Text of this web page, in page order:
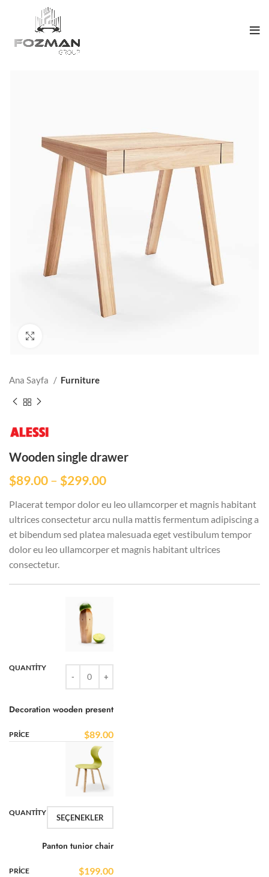
Ana Sayfa Furniture
Wooden single drawer
$89.00 – $299.00
Placerat tempor dolor eu leo ullamcorper et magnis habitant
ultrices consectetur arcu nulla mattis fermentum adipiscing a
et bibendum sed platea malesuada eget vestibulum tempor
dolor eu leo ullamcorper et magnis habitant ultrices
consectetur.
Decoration wooden present
$89.00
SEÇENEKLER
Panton tunior chair
$199.00